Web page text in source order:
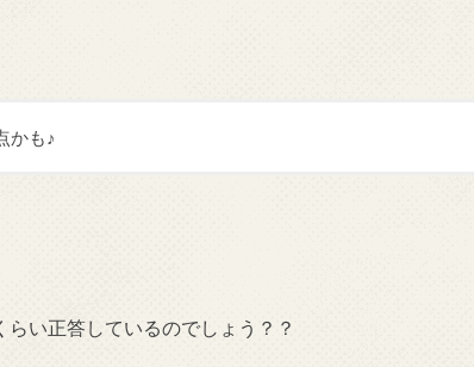
かも♪
い正答しているのでしょう？？